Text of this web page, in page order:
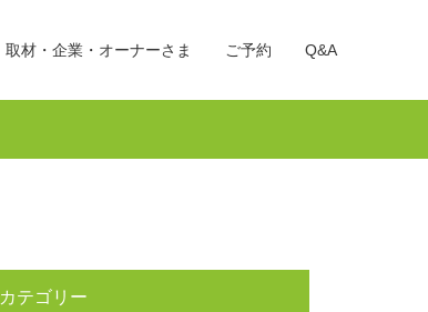
取材・企業・オーナーさま ご予約 Q&A
カテゴリー